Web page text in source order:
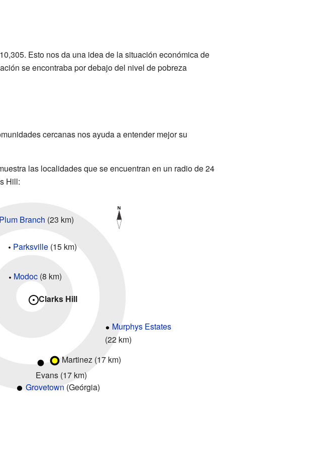
Esto nos da una idea de la situación económica de
se encontraba por debajo del nivel de pobreza
cercanas nos ayuda a entender mejor su
las localidades que se encuentran en un radio de 24
Hill:
Clarks Hill
Evans (17 km)
Grovetown (Geórgia)
Martinez (17 km)
Modoc(8 km)
Murphys Estates
(22 km)
Parksville (15 km)
Plum Branch (23 km)